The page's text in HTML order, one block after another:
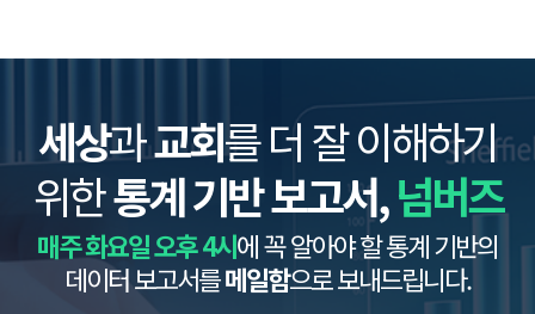
세상과교회를 더 잘 이해하기
위한통계 기반 보고서,넘버즈
매주 화요일 오후 4시에 꼭 알아야 할 통계 기반의
데이터 보고서를메일함으로 보내드립니다.